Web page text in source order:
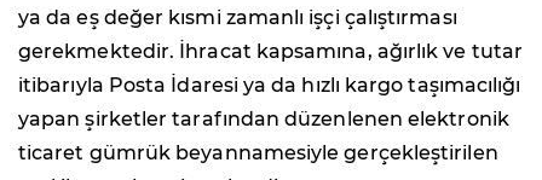
ya da eş değer kısmi zamanlı işçi çalıştırması
gerekmektedir. İhracat kapsamına, ağırlık ve tutar
itibarıyla Posta İdaresi ya da hızlı kargo taşımacılığı
yapan şirketler tarafından düzenlenen elektronik
ticaret gümrük beyannamesiyle gerçekleştirilen